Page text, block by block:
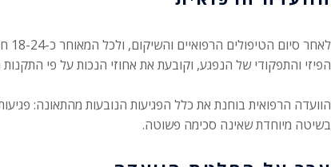
הפיזי והתפקודי של הנפגע, וקובעת את אחוזי הנכות על פי התקנות
הוועדה הרפואית בוחנת את כלל הפגיעות הנובעות מהתאונה:
בשיטה מיוחדת שאינה סכימה פשוטה.